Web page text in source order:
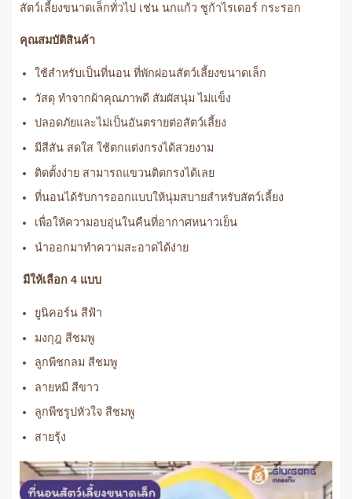
สัตว์เลี้ยงขนาดเล็กทั่วไป เช่น นกแก้ว ชูก้าไรเดอร์ กระรอก
คุณสมบัติสินค้า
ใช้สำหรับเป็นที่นอน ที่พักผ่อนสัตว์เลี้ยงขนาดเล็ก
วัสดุ ทำจากผ้าคุณภาพดี สัมผัสนุ่ม ไม่แข็ง
ปลอดภัยและไม่เป็นอันตรายต่อสัตว์เลี้ยง
มีสีสัน สดใส ใช้ตกแต่งกรงได้สวยงาม
ติดตั้งง่าย สามารถแขวนติดกรงได้เลย
ที่นอนได้รับการออกแบบให้นุ่มสบายสำหรับสัตว์เลี้ยง
เพื่อให้ความอบอุ่นในคืนที่อากาศหนาวเย็น
นำออกมาทำความสะอาดได้ง่าย
มีให้เลือก 4 แบบ
ยูนิคอร์น สีฟ้า
มงกุฎ สีชมพู
ลูกพีชกลม สีชมพู
ลายหมี สีขาว
ลูกพีชรูปหัวใจ สีชมพู
สายรุ้ง